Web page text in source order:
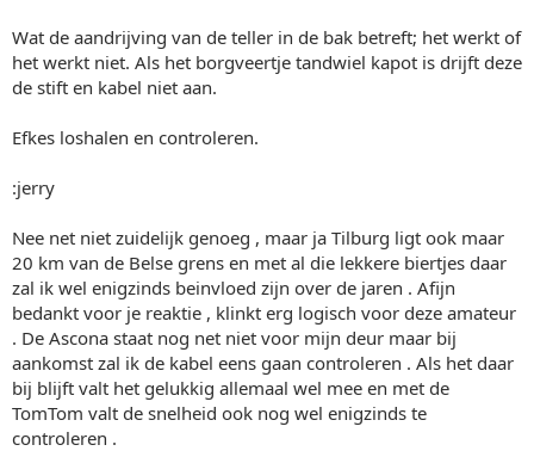
Wat de aandrijving van de teller in de bak betreft; het werkt of
het werkt niet. Als het borgveertje tandwiel kapot is drijft deze
de stift en kabel niet aan.
Efkes loshalen en controleren.
:jerry
Nee net niet zuidelijk genoeg , maar ja Tilburg ligt ook maar
20 km van de Belse grens en met al die lekkere biertjes daar
zal ik wel enigzinds beinvloed zijn over de jaren . Afijn
bedankt voor je reaktie , klinkt erg logisch voor deze amateur
. De Ascona staat nog net niet voor mijn deur maar bij
aankomst zal ik de kabel eens gaan controleren . Als het daar
bij blijft valt het gelukkig allemaal wel mee en met de
TomTom valt de snelheid ook nog wel enigzinds te
controleren .